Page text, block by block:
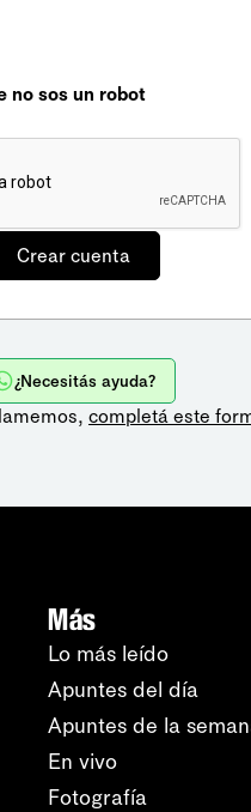
no sos un robot
¿Necesitás ayuda?
completá este
Más
Lo más leído
Apuntes del día
Apuntes de la
En vivo
Fotografía